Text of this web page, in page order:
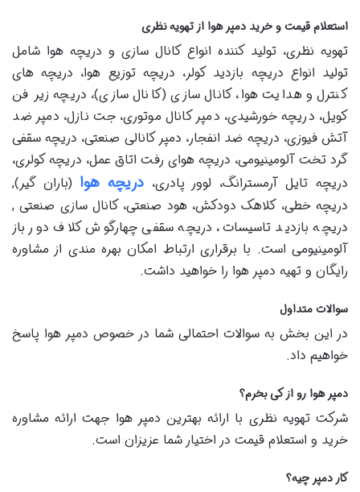
استعلام قیمت و خرید دمپر هوا از تهویه نظری
تهویه نظری، تولید کننده انواع کانال سازی و دریچه هوا شامل
تولید انواع دریچه بازدید کولر، دریچه توزیع هوا، دریچه های
کنترل و هدایت هوا، کانال سازی (کانال سازی)، دریچه زیر فن
کویل، دریچه خورشیدی، دمپر کانال موتوری، جت نازل، دمپر ضد
آتش فیوزی، دریچه ضد انفجار، دمپر کانالی صنعتی، دریچه سقفی
گرد تخت آلومینیومی، دریچه هوای رفت اتاق عمل، دریچه کولری،
دریچه تایل آرمسترانگ، لوور پادری،دریچه هوا (باران گیر),
دریچه خطی، کلاهک دودکش، هود صنعتی، کانال سازی صنعتی ,
دريچه بازديد تاسیسات، دریچه سقفی چهارگوش كلاف دور باز
آلومینیومی است. با برقراری ارتباط امکان بهره مندی از مشاوره
رایگان و تهیه دمپر هوا را خواهید داشت.
سوالات متداول
در این بخش به سوالات احتمالی شما در خصوص دمپر هوا پاسخ
خواهیم داد.
دمپر هوا رو از کی بخرم؟
شرکت تهویه نظری با ارائه بهترین دمپر هوا جهت ارائه مشاوره
خرید و استعلام قیمت در اختیار شما عزیزان است.
کار دمپر چیه؟